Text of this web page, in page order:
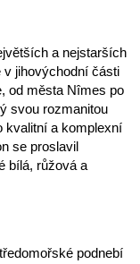
a nejstarších
jihovýchodní části
od města Nîmes po
svou rozmanitou
kvalitní a komplexní
se proslavil
bílá, růžová a
podnebí